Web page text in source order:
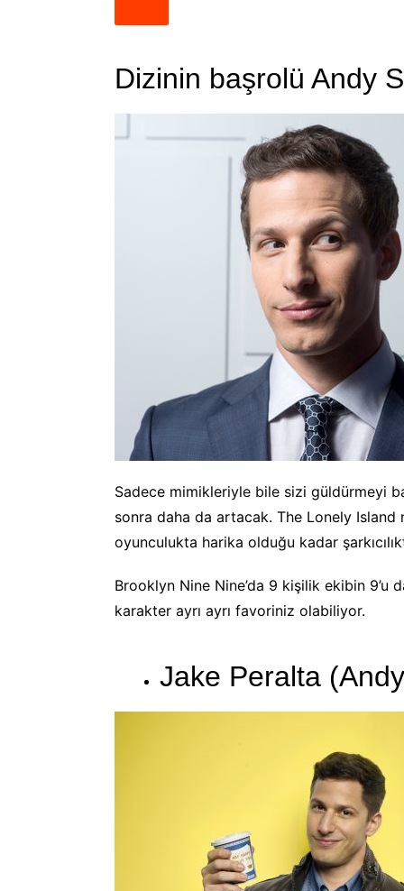
Dizinin başrolü Andy
Sadece mimikleriyle bile sizi güldürmeyi
sonra daha da artacak. The Lonely
oyunculukta harika olduğu kadar
Brooklyn Nine Nine’da 9 kişilik ekibin
karakter ayrı ayrı favoriniz olabiliyor.
Jake Peralta